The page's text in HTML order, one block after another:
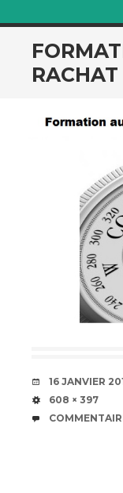
ALLER
AU
CONTENU
DATE
16 JANVIER
TAILLE
608 × 397